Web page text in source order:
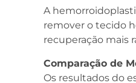
A
remover o tecido
recuperação mais
Comparação de
Os resultados do